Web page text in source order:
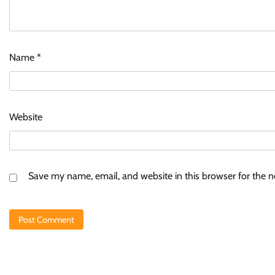
Name *
Website
Save my name, email, and website in this browser for the